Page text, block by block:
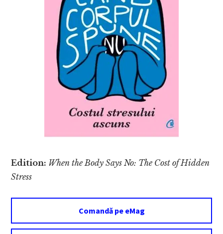
Edition: When the Body Says No: The Cost of Hidden
Stress
Comandă pe eMag